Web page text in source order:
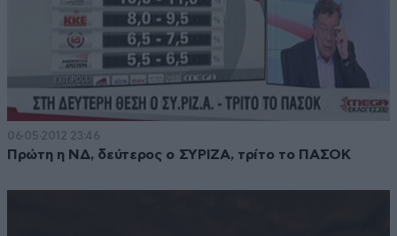
06·05·2012 23:46
Πρώτη η ΝΔ, δεύτερος ο ΣΥΡΙΖΑ, τρίτο το ΠΑΣΟΚ